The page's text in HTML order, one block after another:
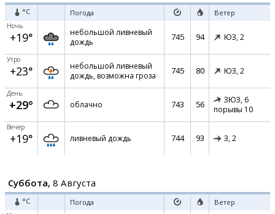
°C Погода Ветер
Ночь
+19°
небольшой ливневый
дождь
745 94 ЮЗ, 2
Утро
+23°
небольшой ливневый
дождь, возможна гроза
745 80 ЮЗ, 2
День
+29° облачно 743 56 ЗЮЗ, 6
порывы 10
Вечер
+19° ливневый дождь 744 93 З, 2
Суббота, 8 Августа
°C Погода Ветер